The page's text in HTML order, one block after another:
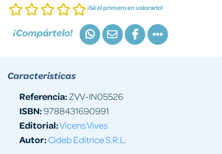
¡Sé el primero en valorarlo!
¡Compártelo!
Características
Referencia: ZVV-IN05526
ISBN:9788431690991
Editorial:Vicens Vives
Autor: Cideb Editrice S.R.L.